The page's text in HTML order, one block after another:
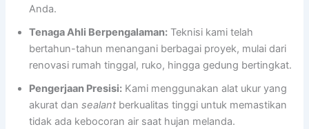
Anda.
Tenaga Ahli Berpengalaman: Teknisi kami telah
bertahun-tahun menangani berbagai proyek, mulai dari
renovasi rumah tinggal, ruko, hingga gedung bertingkat.
Pengerjaan Presisi: Kami menggunakan alat ukur yang
akurat dansealant berkualitas tinggi untuk memastikan
tidak ada kebocoran air saat hujan melanda.